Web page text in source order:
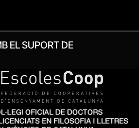
EL SUPORT DE